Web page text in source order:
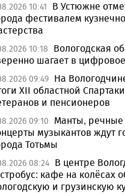
10:41
В Устюжне
фестивалем
10:18
Вологодская
шагает в
09:49 На
XII областной
и пенсионеров
09:10
Манты, речные
музыкантов ждут
Тотьмы
08:24 В центре
кафе на колёсах
и грузинскую